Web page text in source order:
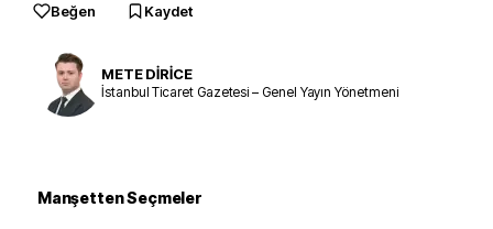
Beğen Kaydet
METE DİRİCE
İstanbul Ticaret Gazetesi – Genel Yayın Yönetmeni
Manşetten Seçmeler